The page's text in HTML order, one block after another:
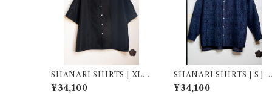
SHANARI SHIRTS | XL |
264024
¥34,100
SHANARI SHIRTS | S | 2
62039
¥34,100